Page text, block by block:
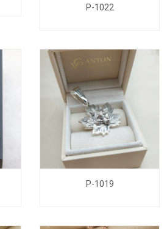
P-1022
P-1019